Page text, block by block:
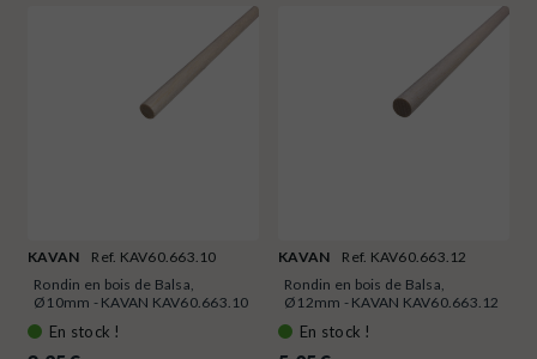
KAVAN
Ref. KAV60.663.10
Rondin en bois de Balsa,
Ø10mm - KAVAN KAV60.663.10
En stock !
KAVAN
Ref. KAV60.663.12
Rondin en bois de Balsa,
Ø12mm - KAVAN KAV60.663.12
En stock !